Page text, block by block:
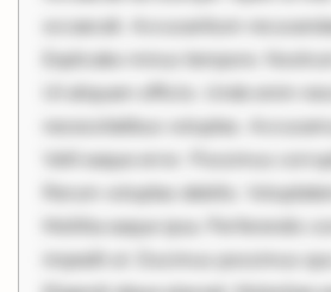
occaecati. Accusantium
Explicabo minus tempore.
Ut aliquam officiis. Unde enim
necessitatibus voluptas.
Velit eaque error. Possimus
Rerum voluptas debitis.
Mollitia eaque ipsa. Perferendis
impedit ut. Ducimus possimus